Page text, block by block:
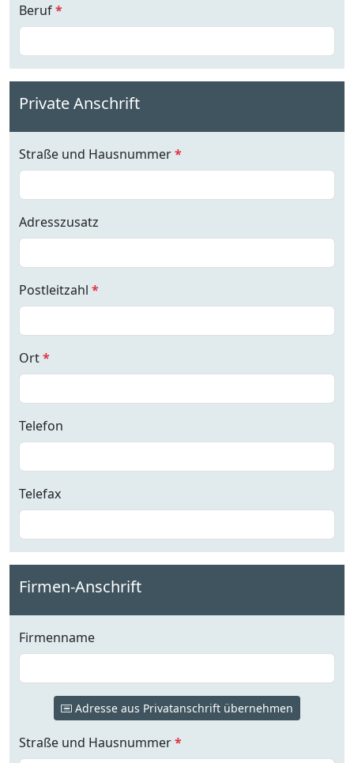
Beruf*
Private Anschrift
Straße und Hausnummer*
Adresszusatz
Postleitzahl *
Ort*
Telefon
Telefax
Firmen-Anschrift
Firmenname
Adresse aus Privatanschrift übernehmen
Straße und Hausnummer*